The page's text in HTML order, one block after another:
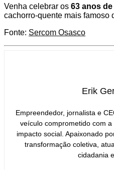
Venha celebrar os 63 anos
cachorro-quente mais famoso
Fonte: Sercom Osasco
Erik
Empreendedor, jornalista e
veículo comprometido com
impacto social. Apaixonado
transformação coletiva,
cidadania